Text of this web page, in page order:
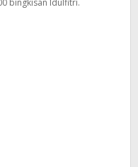
bingkisan Idulfitri.